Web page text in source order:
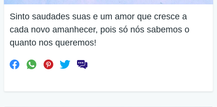
Sinto saudades suas e um amor que cresce a
cada novo amanhecer, pois só nós sabemos o
quanto nos queremos!